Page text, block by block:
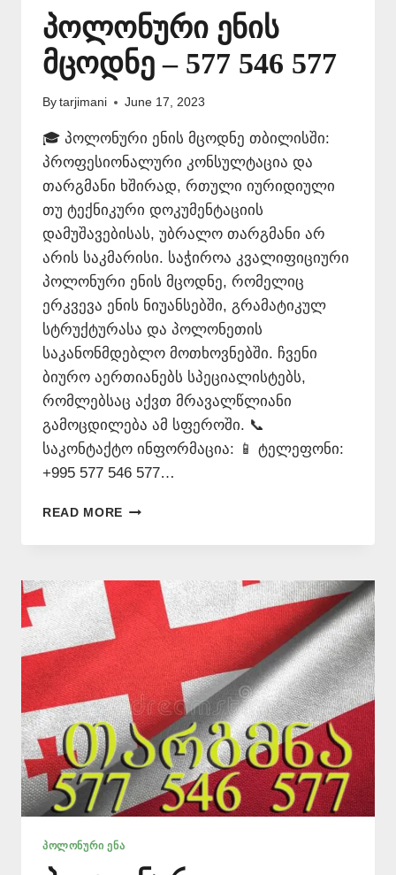
პოლონური ენის
მცოდნე – 577 546 577
By tarjimani June 17, 2023
🎓 პოლონური ენის მცოდნე თბილისში:
პროფესიონალური კონსულტაცია და
თარგმანი ხშირად, რთული იურიდიული
თუ ტექნიკური დოკუმენტაციის
დამუშავებისას, უბრალო თარგმანი არ
არის საკმარისი. საჭიროა კვალიფიციური
პოლონური ენის მცოდნე, რომელიც
ერკვევა ენის ნიუანსებში, გრამატიკულ
სტრუქტურასა და პოლონეთის
საკანონმდებლო მოთხოვნებში. ჩვენი
ბიურო აერთიანებს სპეციალისტებს,
რომლებსაც აქვთ მრავალწლიანი
გამოცდილება ამ სფეროში. 📞
საკონტაქტო ინფორმაცია: 📱 ტელეფონი:
+995 577 546 577…
READ MORE ᲞᲝᲚᲝᲜᲣᲠᲘ
ᲛᲪᲝᲓᲜᲔ
577
546
577
ᲞᲝᲚᲝᲜᲣᲠᲘ ᲔᲜᲐ